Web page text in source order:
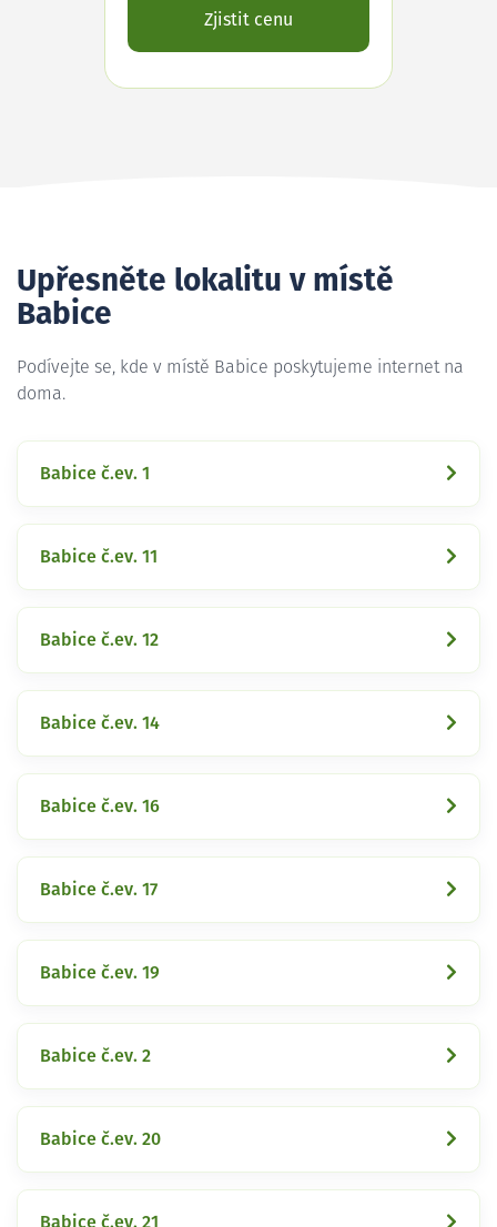
Zjistit cenu
Upřesněte lokalitu v místě
Babice
Podívejte se, kde v místě Babice poskytujeme internet na
doma.
Babice č.ev. 1
Babice č.ev. 11
Babice č.ev. 12
Babice č.ev. 14
Babice č.ev. 16
Babice č.ev. 17
Babice č.ev. 19
Babice č.ev. 2
Babice č.ev. 20
Babice č.ev. 21